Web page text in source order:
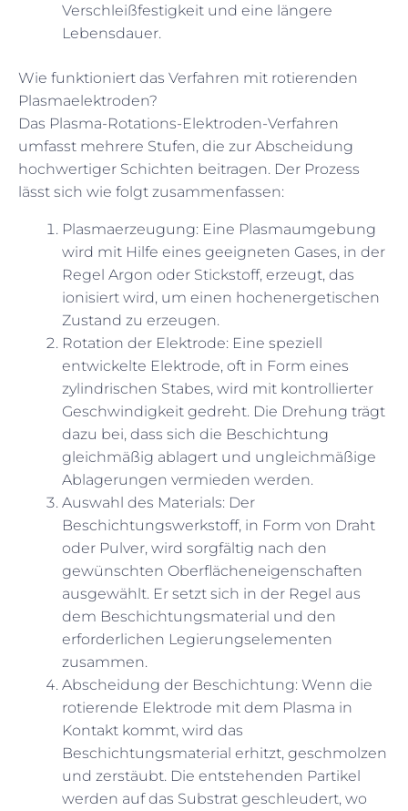
Verschleißfestigkeit und eine längere
Lebensdauer.
Wie funktioniert das Verfahren mit rotierenden
Plasmaelektroden?
Das Plasma-Rotations-Elektroden-Verfahren
umfasst mehrere Stufen, die zur Abscheidung
hochwertiger Schichten beitragen. Der Prozess
lässt sich wie folgt zusammenfassen:
Plasmaerzeugung: Eine Plasmaumgebung
wird mit Hilfe eines geeigneten Gases, in der
Regel Argon oder Stickstoff, erzeugt, das
ionisiert wird, um einen hochenergetischen
Zustand zu erzeugen.
Rotation der Elektrode: Eine speziell
entwickelte Elektrode, oft in Form eines
zylindrischen Stabes, wird mit kontrollierter
Geschwindigkeit gedreht. Die Drehung trägt
dazu bei, dass sich die Beschichtung
gleichmäßig ablagert und ungleichmäßige
Ablagerungen vermieden werden.
Auswahl des Materials: Der
Beschichtungswerkstoff, in Form von Draht
oder Pulver, wird sorgfältig nach den
gewünschten Oberflächeneigenschaften
ausgewählt. Er setzt sich in der Regel aus
dem Beschichtungsmaterial und den
erforderlichen Legierungselementen
zusammen.
Abscheidung der Beschichtung: Wenn die
rotierende Elektrode mit dem Plasma in
Kontakt kommt, wird das
Beschichtungsmaterial erhitzt, geschmolzen
und zerstäubt. Die entstehenden Partikel
werden auf das Substrat geschleudert, wo